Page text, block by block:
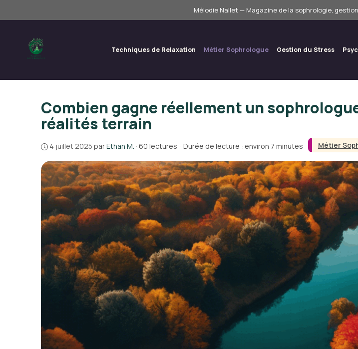
au
Mélodie Nallet — Magazine de la sophrologie,
Techniques de Relaxation Métier Sophrologue Gestion du Stress
Métier
Combien gagne réellement un
réalités terrain
4 juillet 2025 parEthan M. · 60 lectures · Durée de lecture : environ 7 minutes